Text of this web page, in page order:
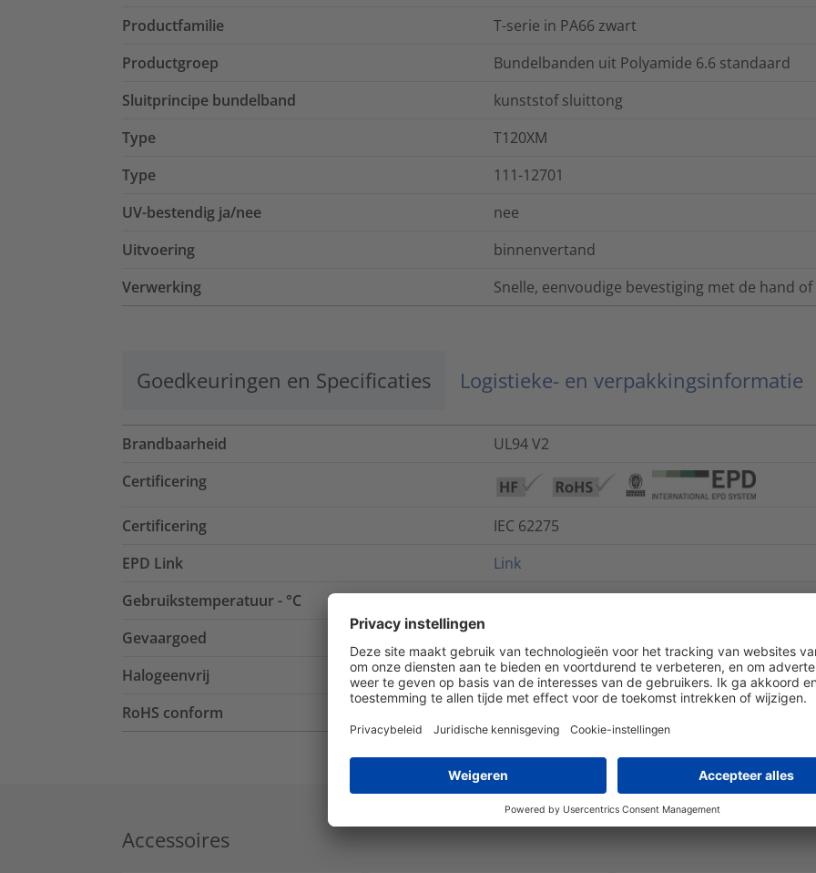
Productfamilie
T-serie in PA66 zwart
Productgroep
Bundelbanden uit Polyamide 6.6 standaard
Sluitprincipe bundelband
kunststof sluittong
Type
T120XM
Type
111-12701
UV-bestendig ja/nee
nee
Uitvoering
binnenvertand
Verwerking
Snelle, eenvoudige bevestiging met de hand
Goedkeuringen en Specificaties Logistieke- en verpakkingsinformatie
Brandbaarheid
UL94 V2
Certificering
Certificering
IEC 62275
EPD Link
Link
Gebruikstemperatuur - °C
Gevaargoed
Halogeenvrij
ja
RoHS conform
Accessoires